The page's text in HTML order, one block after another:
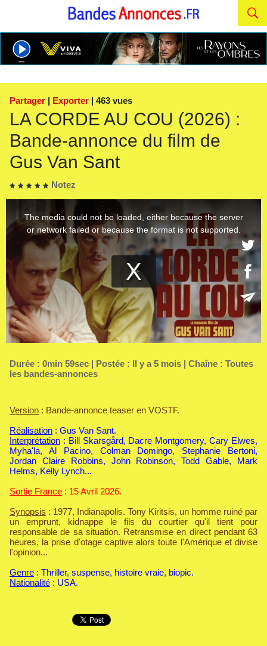
Partager | Exporter | 463 vues
LA CORDE AU COU (2026) :
Bande-annonce du film de
Gus Van Sant
Notez
Durée : 0min 59sec | Postée : Il y a 5 mois | Chaîne : Toutes
les bandes-annonces
Version : Bande-annonce teaser en VOSTF.
Réalisation : Gus Van Sant.
Interprétation : Bill Skarsgård, Dacre Montgomery, Cary Elwes,
Myha'la, Al Pacino, Colman Domingo, Stephanie Bertoni,
Jordan Claire Robbins, John Robinson, Todd Gable, Mark
Helms, Kelly Lynch...
Sortie France : 15 Avril 2026.
Synopsis : 1977, Indianapolis. Tony Kiritsis, un homme ruiné par
un emprunt, kidnappe le fils du courtier qu'il tient pour
responsable de sa situation. Retransmise en direct pendant 63
heures, la prise d'otage captive alors toute l'Amérique et divise
l'opinion...
Genre : Thriller, suspense, histoire vraie, biopic.
Nationalité : USA.